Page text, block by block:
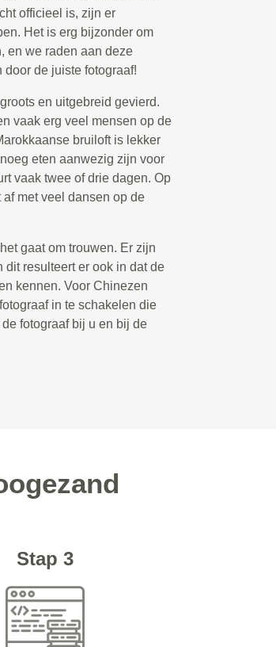
officieel is, zijn er
Het is erg bijzonder om
en we raden aan deze
de juiste fotograaf!
en uitgebreid gevierd.
vaak erg veel mensen op de
bruiloft is lekker
eten aanwezig zijn voor
vaak twee of drie dagen. Op
met veel dansen op de
gaat om trouwen. Er zijn
resulteert er ook in dat de
kennen. Voor Chinezen
in te schakelen die
fotograaf bij u en bij de
Stap 3